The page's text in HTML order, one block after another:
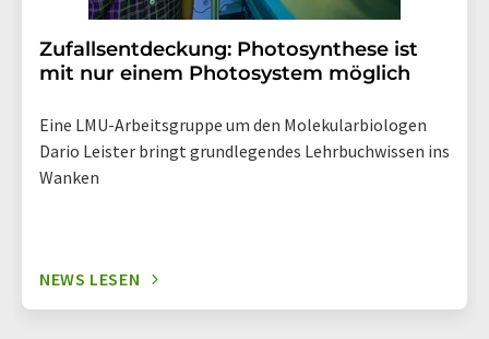
Zufallsentdeckung: Photosynthese ist
mit nur einem Photosystem möglich
Eine LMU-Arbeitsgruppe um den Molekularbiologen
Dario Leister bringt grundlegendes Lehrbuchwissen ins
Wanken
NEWS LESEN